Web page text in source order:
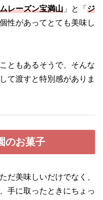
レーズン宝満山 」と「 ジ
性があってとても美味し
ともあるそうで、そんな
て渡すと特別感がありま
のお菓子
だ美味しいだけでなく、
手に取ったときにちょっ